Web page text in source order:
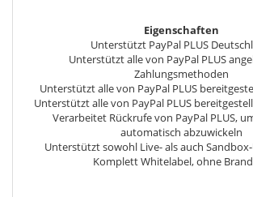
Eigenschaften
Unterstützt PayPal PLUS
Unterstützt alle von PayPal PLUS
Zahlungsmethoden
Unterstützt alle von PayPal PLUS
Unterstützt alle von PayPal PLUS
Verarbeitet Rückrufe von PayPal PLUS,
automatisch abzuwickeln
Unterstützt sowohl Live- als auch
Komplett Whitelabel, ohne